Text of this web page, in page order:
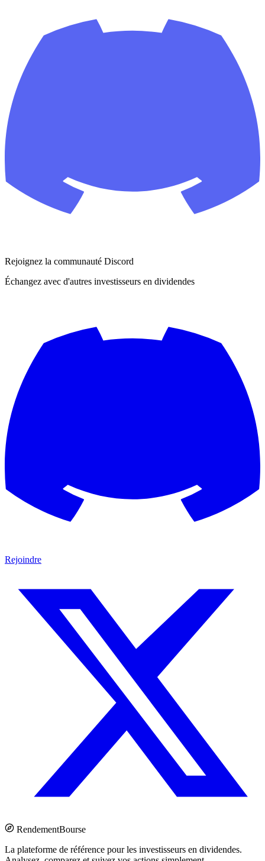
Rejoignez la communauté Discord
Échangez avec d'autres investisseurs en dividendes
Rejoindre
RendementBourse
La plateforme de référence pour les investisseurs en dividendes.